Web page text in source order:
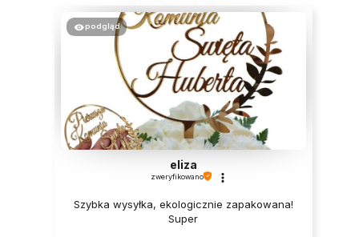
podgląd
eliza
zweryfikowano
Szybka wysyłka, ekologicznie zapakowana!
Super